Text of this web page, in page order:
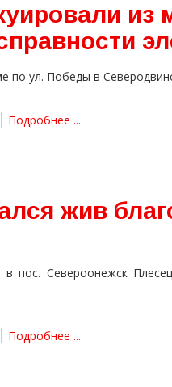
из
по ул. Победы в
Подробнее ...
жив
пос. Североонежск
Подробнее ...